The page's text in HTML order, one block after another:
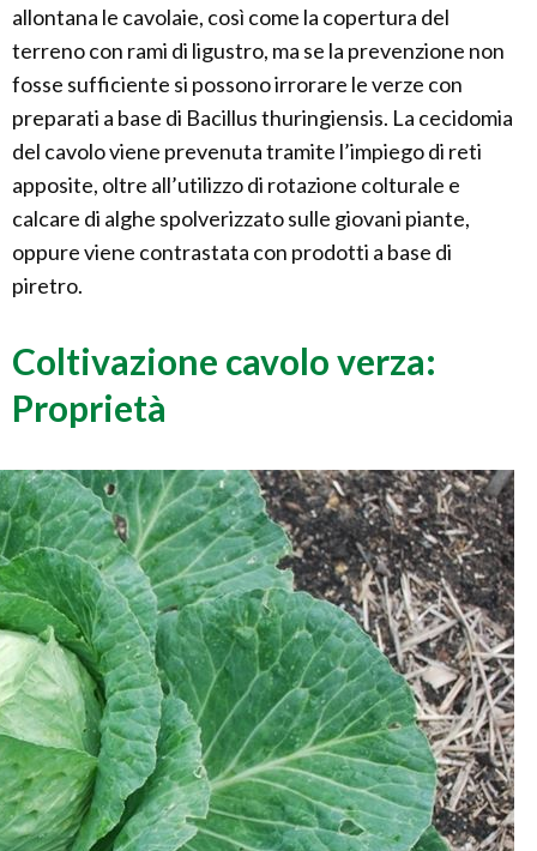
allontana le cavolaie, così come la copertura del
terreno con rami di ligustro, ma se la prevenzione non
fosse sufficiente si possono irrorare le verze con
preparati a base di Bacillus thuringiensis. La cecidomia
del cavolo viene prevenuta tramite l’impiego di reti
apposite, oltre all’utilizzo di rotazione colturale e
calcare di alghe spolverizzato sulle giovani piante,
oppure viene contrastata con prodotti a base di
piretro.
Coltivazione cavolo verza:
Proprietà